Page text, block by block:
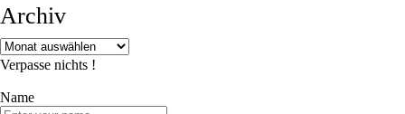
Archiv
Verpasse nichts !
Name